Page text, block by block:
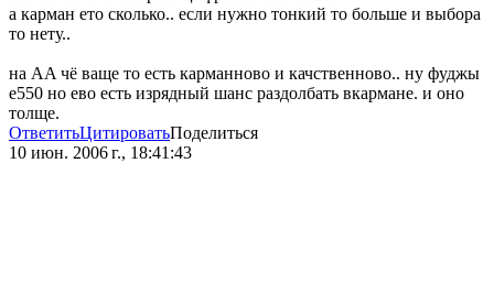
а карман ето сколько.. если нужно тонкий то больше и выбора
то нету..
на AA чё ваще то есть карманново и качственново.. ну фуджы
е550 но ево есть изрядный шанс раздолбать вкармане. и оно
толще.
ОтветитьЦитироватьПоделиться
10 июн. 2006 г., 18:41:43